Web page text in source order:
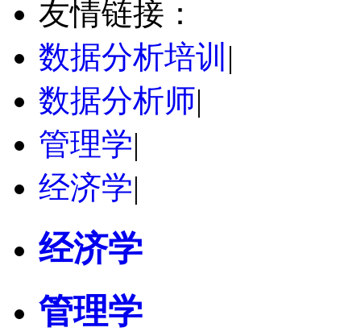
友情链接：
数据分析培训 |
数据分析师|
管理学|
经济学|
经济学
管理学